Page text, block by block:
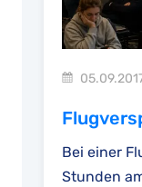
Bei einer
Stunden